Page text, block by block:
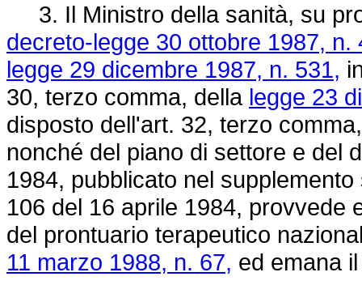
3. Il Ministro della sanità, su
decreto-legge 30 ottobre 1987, n.
legge 29 dicembre 1987, n. 531,
30, terzo comma, della legge 23
disposto dell'art. 32, terzo
nonché del piano di settore e del
1984, pubblicato nel
106 del 16 aprile 1984, provvede
del prontuario terapeutico
11 marzo 1988, n. 67, ed emana